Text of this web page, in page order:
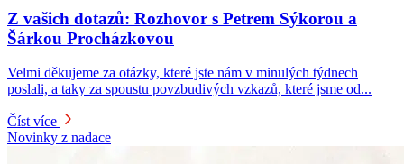
Z vašich dotazů: Rozhovor s Petrem Sýkorou a
Šárkou Procházkovou
Velmi děkujeme za otázky, které jste nám v minulých týdnech
poslali, a taky za spoustu povzbudivých vzkazů, které jsme od...
Číst více
Novinky z nadace